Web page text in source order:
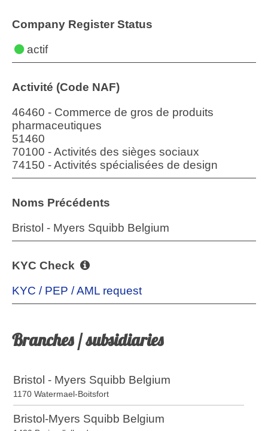
Company Register Status
actif
Activité (Code NAF)
46460 - Commerce de gros de produits
pharmaceutiques
51460
70100 - Activités des sièges sociaux
74150 - Activités spécialisées de design
Noms Précédents
Bristol - Myers Squibb Belgium
KYC Check
KYC / PEP / AML request
Branches / subsidiaries
Bristol - Myers Squibb Belgium
1170 Watermael-Boitsfort
Bristol-Myers Squibb Belgium